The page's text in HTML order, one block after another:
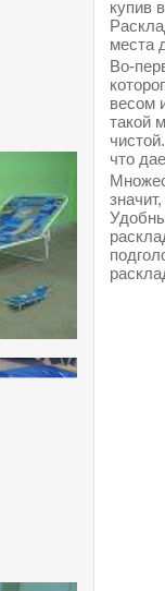
купив
места
Во-
весом
такой
что